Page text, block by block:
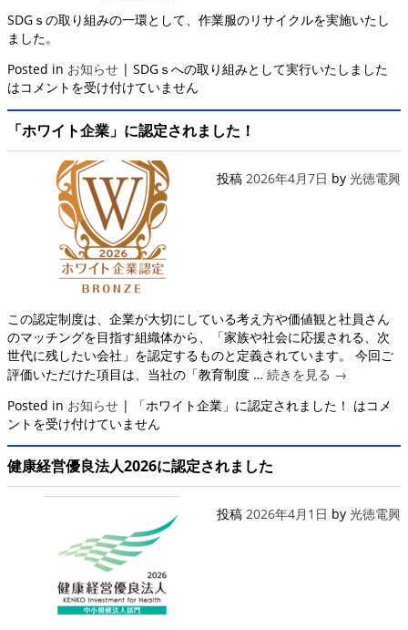
SDGｓの取り組みの一環として、作業服のリサイクルを実施いたし
ました。
Posted in お知らせ | SDGｓへの取り組みとして実行いたしました
はコメントを受け付けていません
「ホワイト企業」に認定されました！
投稿 2026年4月7日 by 光徳電興
この認定制度は、企業が大切にしている考え方や価値観と社員さん
のマッチングを目指す組織体から、「家族や社会に応援される、次
世代に残したい会社」を認定するものと定義されています。 今回ご
評価いただけた項目は、当社の「教育制度 … 続きを見る →
Posted in お知らせ | 「ホワイト企業」に認定されました！ はコメ
ントを受け付けていません
健康経営優良法人2026に認定されました
投稿 2026年4月1日 by 光徳電興